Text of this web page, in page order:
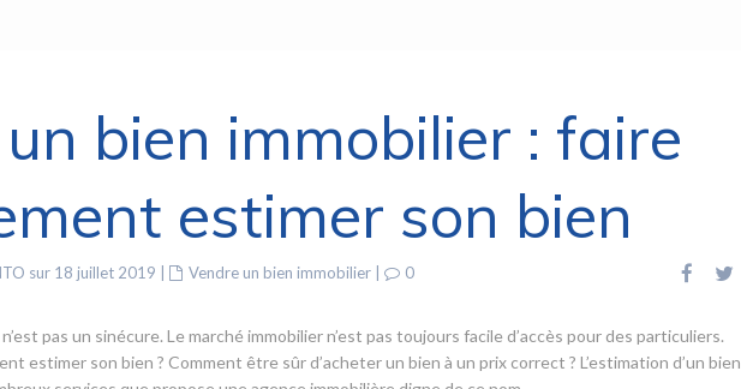
bien immobilier : faire
estimer son bien
sur 18 juillet 2019 Vendre un bien immobilier 0
pas un sinécure. Le marché immobilier n’est pas toujours facile d’accès pour des particuliers.
estimer son bien ? Comment être sûr d’acheter un bien à un prix correct ? L’estimation d’un bien